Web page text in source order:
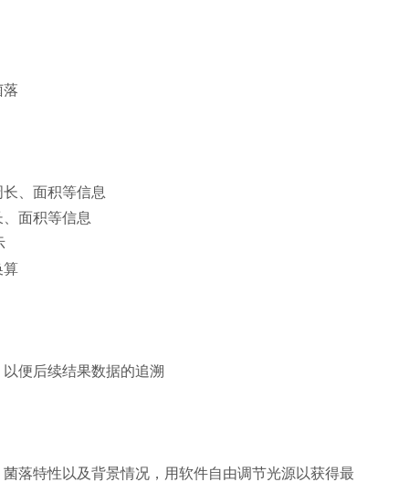
落
、面积等信息
面积等信息
算
便后续结果数据的追溯
落特性以及背景情况，用软件自由调节光源以获得最